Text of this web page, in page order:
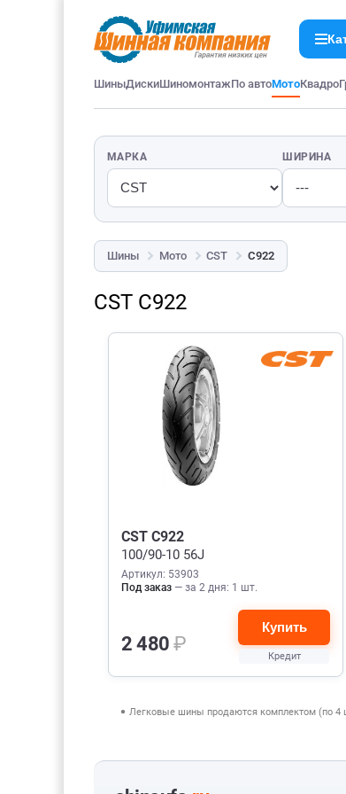
ШиныДискиШиномонтажПо автоМотоКвадро
МАРКА ШИРИНА
Шины Мото CST C922
CST C922
CST C922
100/90-10 56J
Артикул: 53903
Под заказ — за 2 дня: 1 шт.
2 480₽
Купить
Кредит
Легковые шины продаются комплектом (по 4